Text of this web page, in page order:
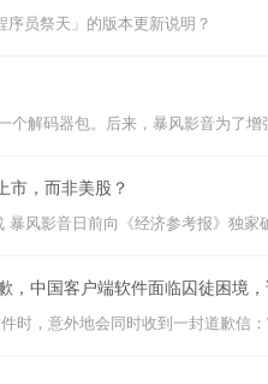
员祭天」的版本更新说明？
市，而非美股？
，中国客户端软件面临囚徒困境